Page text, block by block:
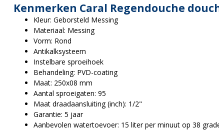
Kenmerken Caral Regendouche
Kleur: Geborsteld Messing
Materiaal: Messing
Vorm: Rond
Antikalksysteem
Instelbare sproeihoek
Behandeling: PVD-coating
Maat: 250x08 mm
Aantal sproeigaten: 95
Maat draadaansluiting (inch): 1/2"
Garantie: 5 jaar
Aanbevolen watertoevoer: 15 liter per minuut op 38